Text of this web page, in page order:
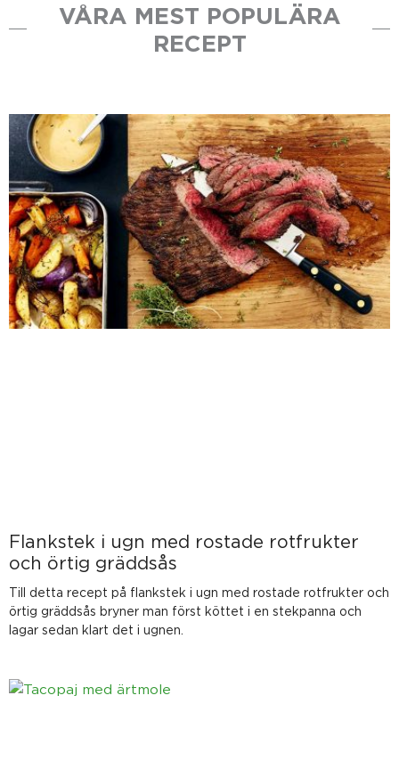
VÅRA MEST POPULÄRA
RECEPT
Flankstek i ugn med rostade rotfrukter
och örtig gräddsås
Till detta recept på flankstek i ugn med rostade rotfrukter och
örtig gräddsås bryner man först köttet i en stekpanna och
lagar sedan klart det i ugnen.